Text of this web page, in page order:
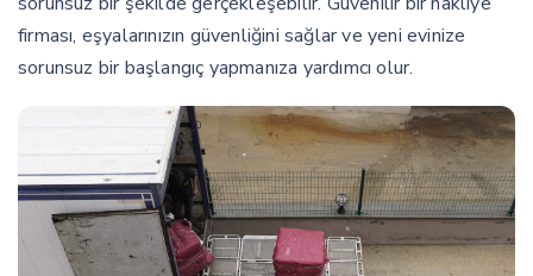
firması, eşyalarınızın güvenliğini sağlar ve yeni evinize
sorunsuz bir başlangıç yapmanıza yardımcı olur.